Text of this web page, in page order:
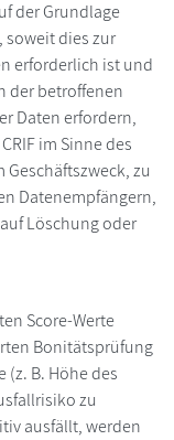
der Grundlage
soweit dies zur
erforderlich ist und
der betroffenen
Daten erfordern,
im Sinne des
Geschäftszweck, zu
Datenempfängern,
Löschung oder
Score-Werte
Bonitätsprüfung
B. Höhe des
zu
ausfällt, werden